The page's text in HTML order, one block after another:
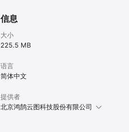
信息
大小
225.5 MB
语言
简体中文
提供者
北京鸿鹄云图科技股份有限公司